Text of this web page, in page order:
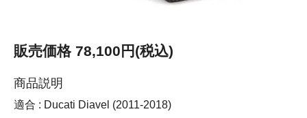
販売価格 78,100円(税込)
商品説明
適合 : Ducati Diavel (2011-2018)